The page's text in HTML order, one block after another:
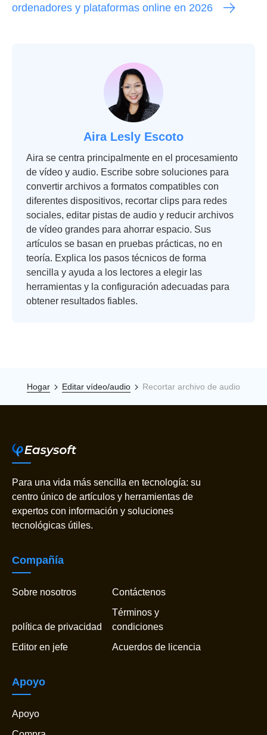
ordenadores y plataformas online en 2026
Aira Lesly Escoto
Aira se centra principalmente en el procesamiento
de vídeo y audio. Escribe sobre soluciones para
convertir archivos a formatos compatibles con
diferentes dispositivos, recortar clips para redes
sociales, editar pistas de audio y reducir archivos
de vídeo grandes para ahorrar espacio. Sus
artículos se basan en pruebas prácticas, no en
teoría. Explica los pasos técnicos de forma
sencilla y ayuda a los lectores a elegir las
herramientas y la configuración adecuadas para
obtener resultados fiables.
Hogar Editar vídeo/audio Recortar archivo de audio
Para una vida más sencilla en tecnología: su
centro único de artículos y herramientas de
expertos con información y soluciones
tecnológicas útiles.
Compañía
Sobre nosotros Contáctenos
política de privacidad
Términos y
condiciones
Editor en jefe
Acuerdos de licencia
Apoyo
Apoyo